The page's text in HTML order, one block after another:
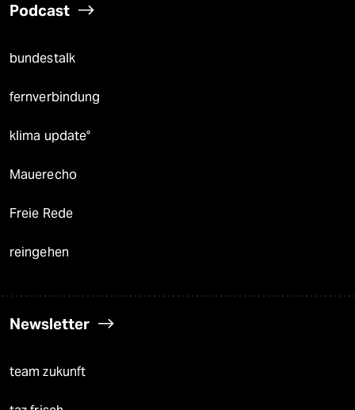
Podcast
bundestalk
fernverbindung
klima update°
Mauerecho
Freie Rede
reingehen
Newsletter
team zukunft